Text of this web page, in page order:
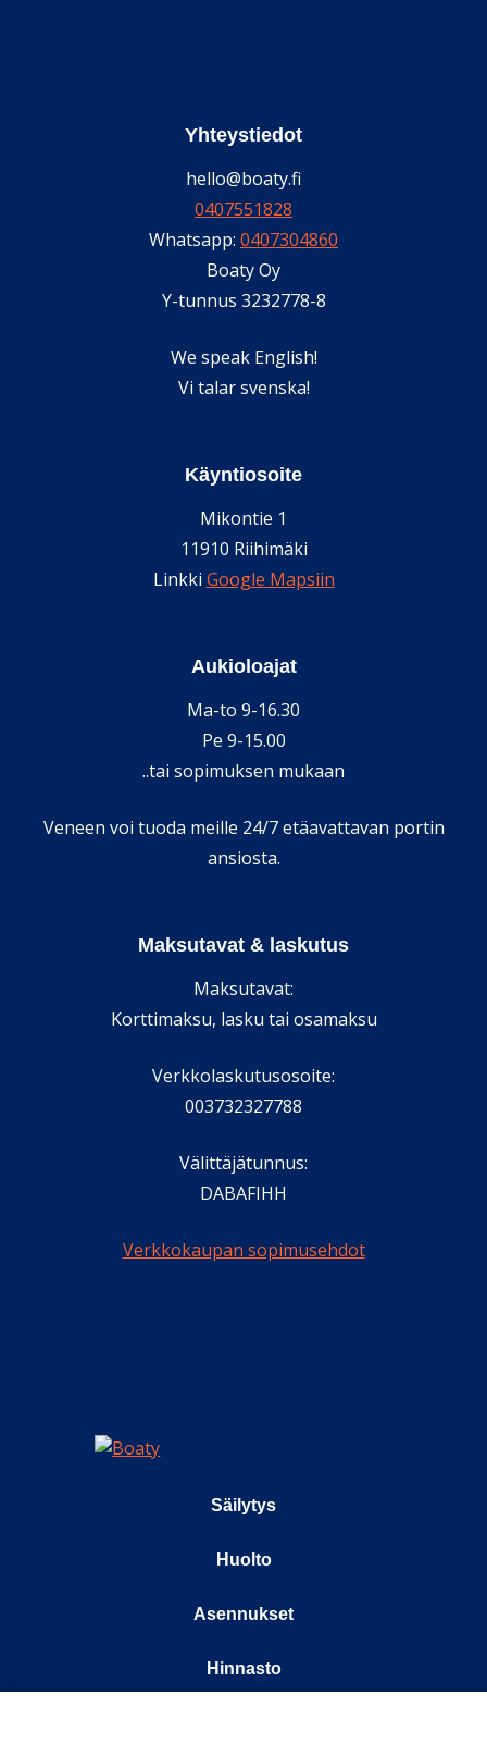
Yhteystiedot
hello@boaty.fi
0407551828
Whatsapp: 0407304860
Boaty Oy
Y-tunnus 3232778-8
We speak English!
Vi talar svenska!
Käyntiosoite
Mikontie 1
11910 Riihimäki
Linkki Google Mapsiin
Aukioloajat
Ma-to 9-16.30
Pe 9-15.00
..tai sopimuksen mukaan
Veneen voi tuoda meille 24/7 etäavattavan portin
ansiosta.
Maksutavat & laskutus
Maksutavat:
Korttimaksu, lasku tai osamaksu
Verkkolaskutusosoite:
003732327788
Välittäjätunnus:
DABAFIHH
Verkkokaupan sopimusehdot
Säilytys
Huolto
Asennukset
Hinnasto